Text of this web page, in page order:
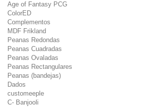
Age of Fantasy PCG
ColorED
Complementos
MDF Frikland
Peanas Redondas
Peanas Cuadradas
Peanas Ovaladas
Peanas Rectangulares
Peanas (bandejas)
Dados
customeeple
C- Banjooli